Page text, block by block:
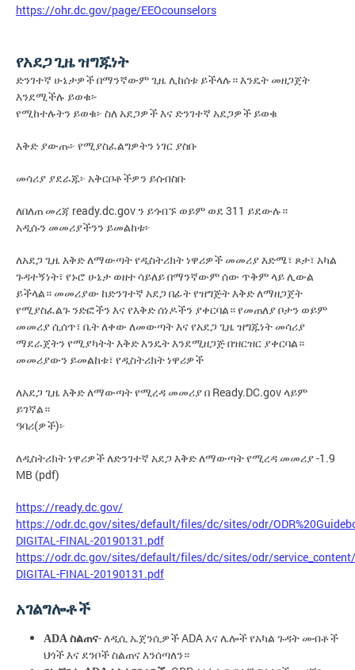
https://ohr.dc.gov/page/EEOcounselors
የአደጋጊዜዝግጁነት
ድንገተኛ ሁኔታዎች በማንኛውም ጊዜ ሊከሰቱ ይችላሉ። እንዴት መዘጋጀት
እንደሚችሉ ይወቁ፡-
የሚከተሉትን ይወቁ፦ ስለ አደጋዎች እና ድንገተኛ አደጋዎች ይወቁ
እቅድ ያውጡ፦ የሚያስፈልግዎትን ነገር ያስቡ
መሳሪያ ያደራጁ፦ አቅርቦቶችዎን ይሰብስቡ
ለበለጠ መረጃ ready.dc.gov ን ይጎብኙ ወይም ወደ 311 ይደውሉ።
አዲሱን መመሪያችንን ይመልከቱ፦
ለአደጋ ጊዜ እቅድ ለማውጣት የዲስትሪክት ነዋሪዎች መመሪያ እድሜ፣ ጾታ፣ አካል
ጉዳተኝነት፣ የኑሮ ሁኔታ ወዘተ ሳይለይ በማንኛውም ሰው ጥቅም ላይ ሊውል
ይችላል። መመሪያው ከድንገተኛ አደጋ በፊት የዝግጅት እቅድ ለማዘጋጀት
የሚያስፈልጉ ንድፎችን እና የእቅድ ሰነዶችን ያቀርባል። የመጠለያ ቦታን ወይም
መመሪያ ሲሰጥ፣ ቤት ለቀው ለመውጣት እና የአደጋ ጊዜ ዝግጁነት መሳሪያ
ማደራጀትን የሚያካትት እቅድ እንዴት እንደሚዘጋጅ በዝርዝር ያቀርባል።
መመሪያውን ይመልከቱ፣ የዲስትሪክት ነዋሪዎች
ለአደጋ ጊዜ እቅድ ለማውጣት የሚረዳ መመሪያ በ Ready.DC.gov ላይም
ይገኛል።
ዓባሪ(ዎች)፦
ለዲስትሪክት ነዋሪዎች ለድንገተኛ አደጋ እቅድ ለማውጣት የሚረዳ መመሪያ -1.9
MB (pdf)
https://ready.dc.gov/
https://odr.dc.gov/sites/default/files/dc/sites/odr/
DIGITAL-FINAL-20190131.pdf
https://odr.dc.gov/sites/default/files/dc/sites/odr/service_content/
DIGITAL-FINAL-20190131.pdf
አገልግሎቶች
ADA ስልጠና- ለዲሲ ኤጀንሲዎች ADA እና ሌሎች የአካል ጉዳት መብቶች
ህጎች እና ደንቦች ስልጠና እንሰጣለን።